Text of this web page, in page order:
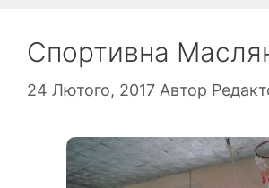
Спортивна
24 Лютого, 2017 Автор